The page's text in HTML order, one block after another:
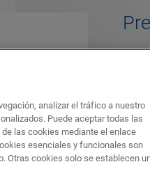
analizar el tráfico a nuestro
Puede aceptar todas las
las cookies mediante el enlace
esenciales y funcionales son
Otras cookies solo se establecen